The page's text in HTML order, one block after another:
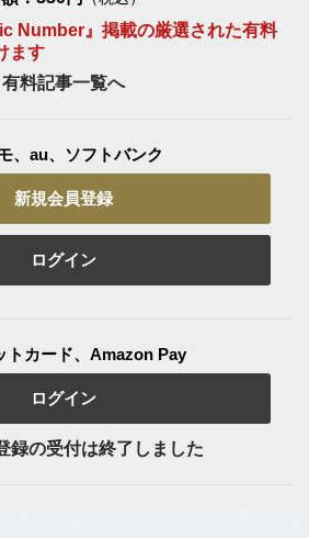
Number』掲載の厳選された有料
ます
有料記事一覧へ
、au、ソフトバンク
新規会員登録
ログイン
トカード、Amazon Pay
ログイン
録の受付は終了しました